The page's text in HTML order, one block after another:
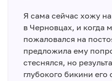
Я сама сейчас хожу
в Черновцах, и когда
пожаловался на
предложила ему
стеснялся, но
глубокого бикини его